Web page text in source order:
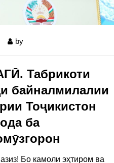
by
Табрикоти
байналмилалии
Тоҷикистон
ба
Бо камоли эҳтиром ва